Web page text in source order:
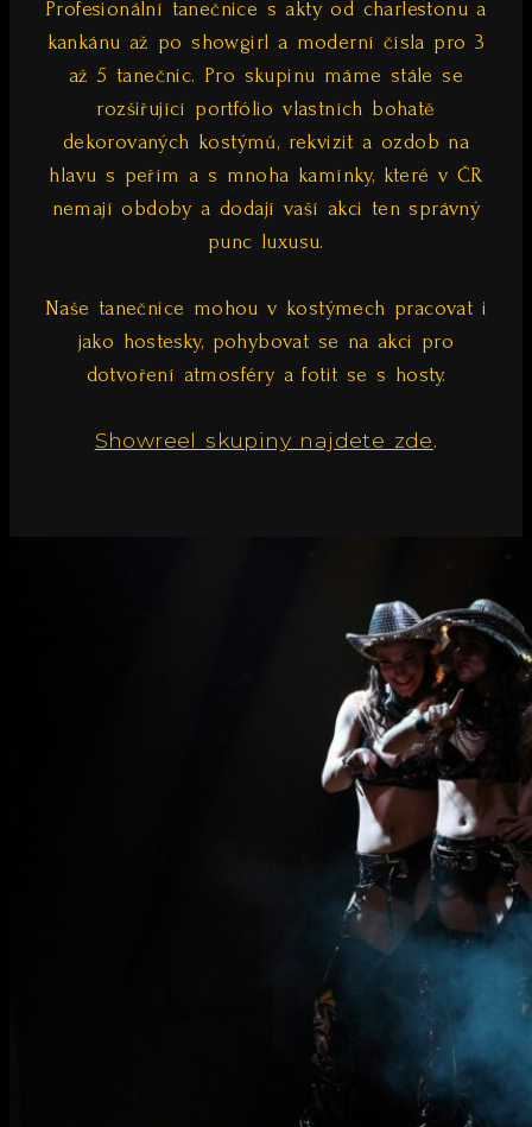
Profesionální tanečnice s akty od charlestonu a
kankánu až po showgirl a moderní čísla pro 3
až 5 tanečnic. Pro skupinu máme stále se
rozšiřující portfólio vlastních bohatě
dekorovaných kostýmů, rekvizit a ozdob na
hlavu s peřím a s mnoha kamínky, které v ČR
nemají obdoby a dodají vaší akci ten správný
punc luxusu.
Naše tanečnice mohou v kostýmech pracovat i
jako hostesky, pohybovat se na akci pro
dotvoření atmosféry a fotit se s hosty.
Showreel skupiny najdete zde.